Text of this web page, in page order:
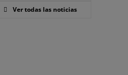
Ver todas las noticias